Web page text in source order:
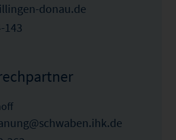
donau.de
143